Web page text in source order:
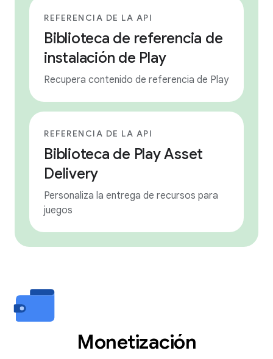
REFERENCIA DE LA API
Biblioteca de referencia de
instalación de Play
Recupera contenido de referencia de Play
REFERENCIA DE LA API
Biblioteca de Play Asset
Delivery
Personaliza la entrega de recursos para
juegos
Monetización